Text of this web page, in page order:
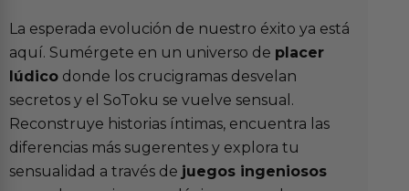
La esperada evolución de nuestro éxito ya está
aquí. Sumérgete en un universo de placer
lúdico donde los crucigramas desvelan
secretos y el SoToku se vuelve sensual.
Reconstruye historias íntimas, encuentra las
diferencias más sugerentes y explora tu
sensualidad a través de juegos ingeniosos